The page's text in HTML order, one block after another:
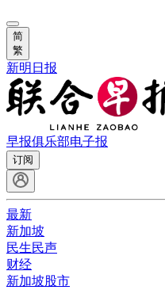
简
繁
新明日报
早报俱乐部电子报
订阅
最新
新加坡
民生民声
财经
新加坡股市